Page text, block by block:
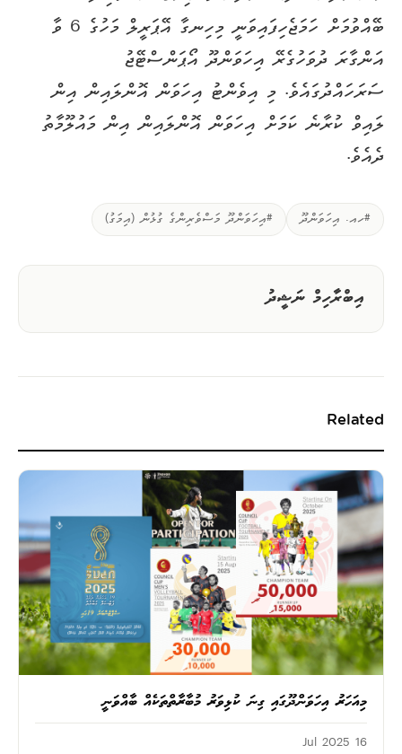
ބޭއްވުމަށް ހަމަޖެހިފައިވަނީ މިހިނގާ އޭޕަރީލް މަހުގެ 6 ވާ
އަންގާރަ ދުވަހުގެރޭ އިހަވަންދޫ އޯޕަންސްޓޭޖު
ސަރަހައްދުގައެވެ. މި އިވެންޓު އިހަވަން އޮންލައިން އިން
ލައިވް ކުރާނެ ކަމަށް އިހަވަން އޮންލައިން އިން މައުލޫމާތު
ދެއެވެ.
#ހއ. އިހަވަންދޫ #އިހަވަންދޫ މަސްވެރިންގެ ގުޅުން (އިމަގު)
އިބްރާހިމް ނަޝީދު
Related
މިއަހަރު އިހަވަންދޫގައި ގިނަ ކުޅިވަރު މުބާރާތްތަކެއް ބާއްވަނީ
16 Jul 2025